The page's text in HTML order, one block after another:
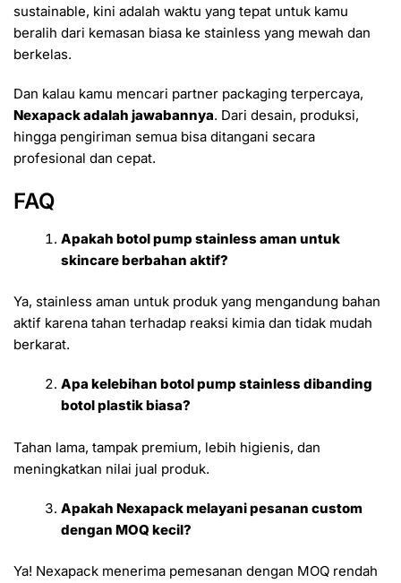
sustainable, kini adalah waktu yang tepat untuk kamu
beralih dari kemasan biasa ke stainless yang mewah dan
berkelas.
Dan kalau kamu mencari partner packaging terpercaya,
Nexapack adalah jawabannya. Dari desain, produksi,
hingga pengiriman semua bisa ditangani secara
profesional dan cepat.
FAQ
Apakah botol pump stainless aman untuk
skincare berbahan aktif?
Ya, stainless aman untuk produk yang mengandung bahan
aktif karena tahan terhadap reaksi kimia dan tidak mudah
berkarat.
Apa kelebihan botol pump stainless dibanding
botol plastik biasa?
Tahan lama, tampak premium, lebih higienis, dan
meningkatkan nilai jual produk.
Apakah Nexapack melayani pesanan custom
dengan MOQ kecil?
Ya! Nexapack menerima pemesanan dengan MOQ rendah